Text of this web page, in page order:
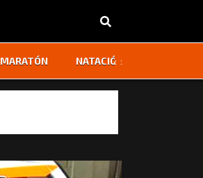
MARATÓN NATACIÓN
‹ ›